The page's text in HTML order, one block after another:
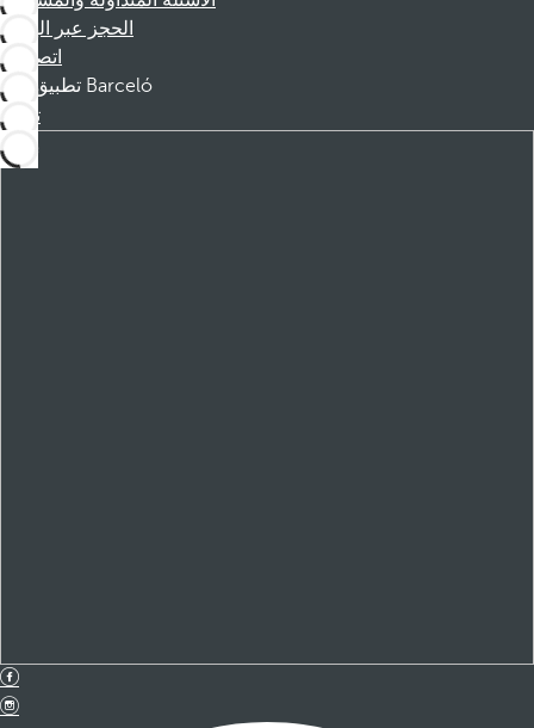
الحجز عبر الهاتف
اتصل بنا
تطبيق Barceló
تنزيل